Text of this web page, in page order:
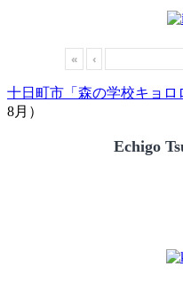
« ‹
十日町市「森の学校キョロ
8月）
Echigo